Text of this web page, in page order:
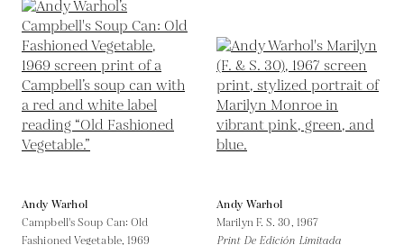
Andy Warhol
Campbell's Soup Can: Old
Fashioned Vegetable,1969
Andy Warhol
Marilyn F. S. 30, 1967
Print De Edición Limitada